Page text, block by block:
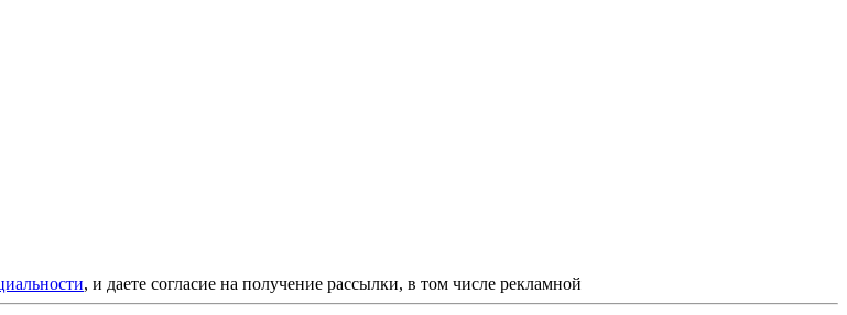
, и даете согласие на получение рассылки, в том числе рекламной